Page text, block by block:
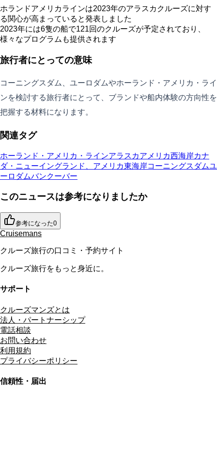
ホランドアメリカラインは2023年のアラスカクルーズに対す
る関心が高まっていると発表しました
2023年には6隻の船で121回のクルーズが予定されており、
様々なプログラムも提供されます
旅行者にとっての意味
コーニングスダム、ユーロダムやホーランド・アメリカ・ライ
ンを検討する旅行者にとって、ブランドや船内体験の方向性を
把握する材料になります。
関連タグ
ホーランド・アメリカ・ラインアラスカアメリカ西海岸カナ
ダ・ニューイングランド、アメリカ東海岸コーニングスダムユ
ーロダムバンクーバー
このニュースは参考になりましたか
参考になった0
Cruisemans
クルーズ旅行の口コミ・予約サイト
クルーズ旅行をもっと身近に。
サポート
クルーズマンズとは
法人・パートナーシップ
電話相談
お問い合わせ
利用規約
プライバシーポリシー
信頼性・届出